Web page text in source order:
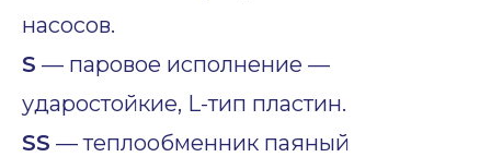
насосов.
S — паровое исполнение —
ударостойкие, L-тип пластин.
SS — теплообменник паяный